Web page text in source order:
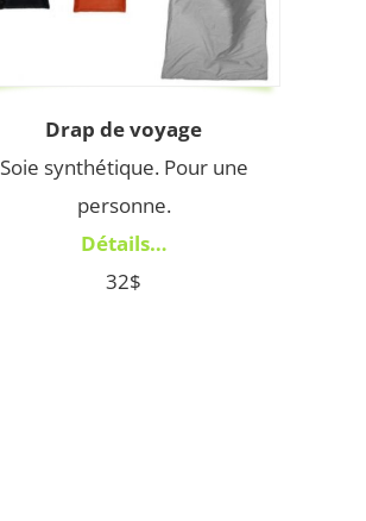
Drap de voyage
Soie synthétique. Pour une
personne.
Détails…
32$